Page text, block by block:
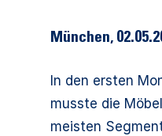
München,
In den ersten
musste die
meisten